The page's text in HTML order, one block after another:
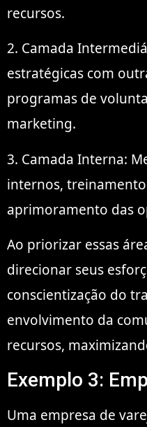
recursos.
2. Camada
estratégicas com
programas de
marketing.
3. Camada Interna:
internos,
aprimoramento das
Ao priorizar essas
direcionar seus
conscientização do
envolvimento da
recursos,
Exemplo 3:
Uma empresa de